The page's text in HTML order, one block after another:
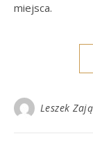
miejsca.
Leszek